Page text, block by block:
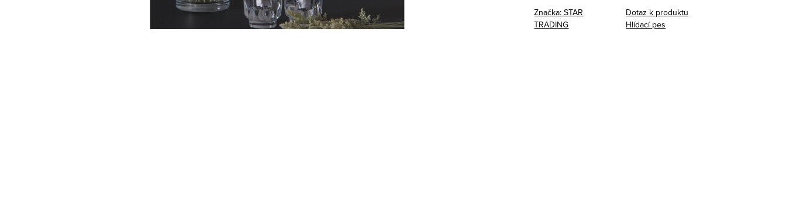
Značka:STAR
TRADING
Dotaz k produktu
Hlídací pes